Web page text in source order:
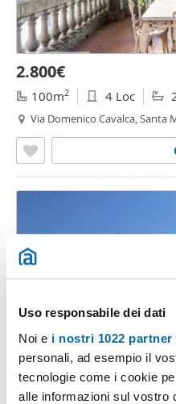
Uso responsabile dei dati
Noi e i nostri 1022 partner
personali, ad esempio il
tecnologie come i cookie
alle informazioni sul vostro
2.800€
100m2 4 Loc
Via Domenico Cavalca, Santa
3.500€